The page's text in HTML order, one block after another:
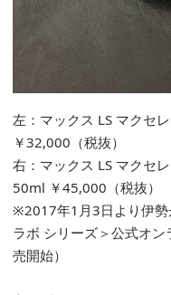
左：マックス LS マクセ
￥32,000（税抜）
右：マックス LS マクセ
50ml ￥45,000（税抜）
※2017年1月3日より伊勢
ラボ シリーズ＞公式オ
売開始）